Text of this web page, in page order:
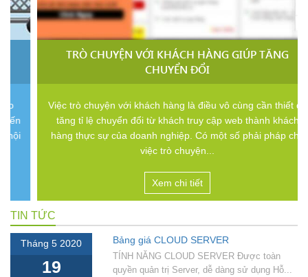
TRÒ CHUYỆN VỚI KHÁCH HÀNG GIÚP TĂNG
CHUYỂN ĐỔI
Việc trò chuyện với khách hàng là điều vô cùng cần thiết để
tăng tỉ lệ chuyển đổi từ khách truy cập web thành khách
hàng thực sự của doanh nghiệp. Có một số phải pháp cho
việc trò chuyện...
Xem chi tiết
TIN TỨC
Tháng 5 2020
19
Bảng giá CLOUD SERVER
TÍNH NĂNG CLOUD SERVER Được toàn
quyền quản trị Server, dễ dàng sử dụng Hỗ...